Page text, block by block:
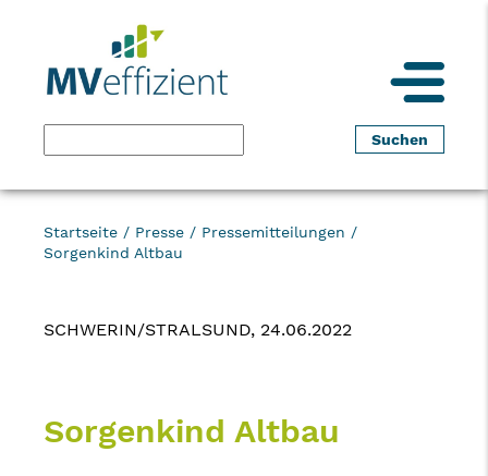
Startseite / Presse / Pressemitteilungen /
Sorgenkind Altbau
SCHWERIN/STRALSUND, 24.06.2022
Sorgenkind Altbau